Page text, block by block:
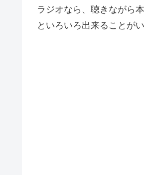
ラジオなら、聴きながら
といろいろ出来ることが